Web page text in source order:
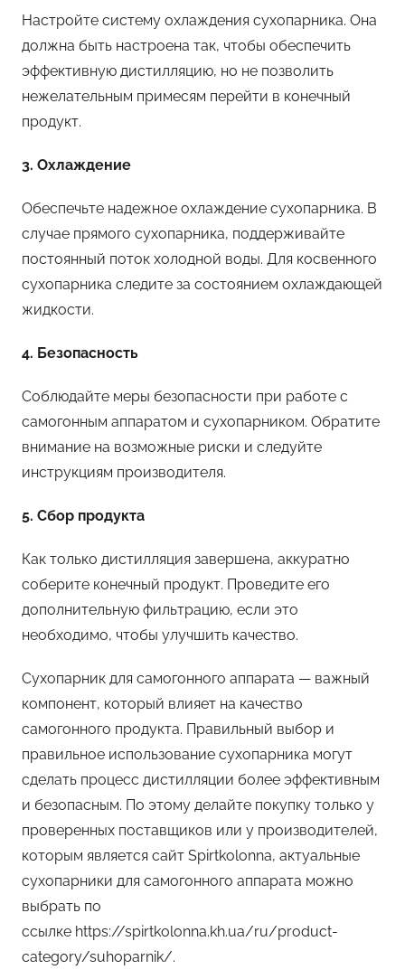
Настройте систему охлаждения сухопарника. Она
должна быть настроена так, чтобы обеспечить
эффективную дистилляцию, но не позволить
нежелательным примесям перейти в конечный
продукт.
3. Охлаждение
Обеспечьте надежное охлаждение сухопарника. В
случае прямого сухопарника, поддерживайте
постоянный поток холодной воды. Для косвенного
сухопарника следите за состоянием охлаждающей
жидкости.
4. Безопасность
Соблюдайте меры безопасности при работе с
самогонным аппаратом и сухопарником. Обратите
внимание на возможные риски и следуйте
инструкциям производителя.
5. Сбор продукта
Как только дистилляция завершена, аккуратно
соберите конечный продукт. Проведите его
дополнительную фильтрацию, если это
необходимо, чтобы улучшить качество.
Сухопарник для самогонного аппарата — важный
компонент, который влияет на качество
самогонного продукта. Правильный выбор и
правильное использование сухопарника могут
сделать процесс дистилляции более эффективным
и безопасным. По этому делайте покупку только у
проверенных поставщиков или у производителей,
которым является сайт Spirtkolonna, актуальные
сухопарники для самогонного аппарата можно
выбрать по
ссылке https://spirtkolonna.kh.ua/ru/product-
category/suhoparnik/.